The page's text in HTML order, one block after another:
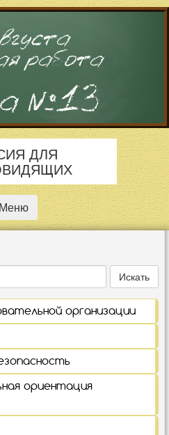
работа
№13
ДЛЯ
Меню
Поиск
Искать
организации
ориентация